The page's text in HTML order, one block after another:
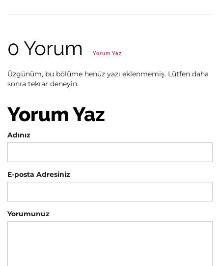
0 Yorum Yorum Yaz
Üzgünüm, bu bölüme henüz yazı eklenmemiş. Lütfen daha
sonra tekrar deneyin.
Yorum Yaz
Adınız
E-posta Adresiniz
Yorumunuz